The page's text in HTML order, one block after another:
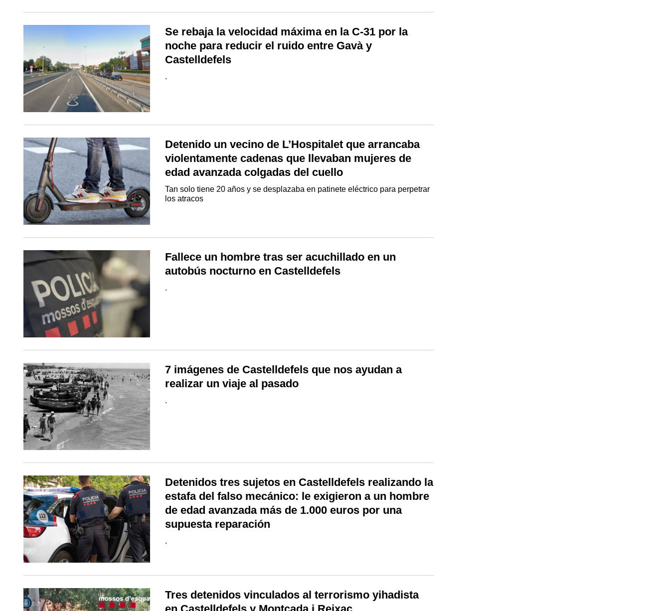
Se rebaja la velocidad máxima en la C-31 por la
noche para reducir el ruido entre Gavà y
Castelldefels
.
Detenido un vecino de L’Hospitalet que arrancaba
violentamente cadenas que llevaban mujeres de
edad avanzada colgadas del cuello
Tan solo tiene 20 años y se desplazaba en patinete eléctrico para perpetrar
los atracos
Fallece un hombre tras ser acuchillado en un
autobús nocturno en Castelldefels
.
7 imágenes de Castelldefels que nos ayudan a
realizar un viaje al pasado
.
Detenidos tres sujetos en Castelldefels realizando la
estafa del falso mecánico: le exigieron a un hombre
de edad avanzada más de 1.000 euros por una
supuesta reparación
.
Tres detenidos vinculados al terrorismo yihadista